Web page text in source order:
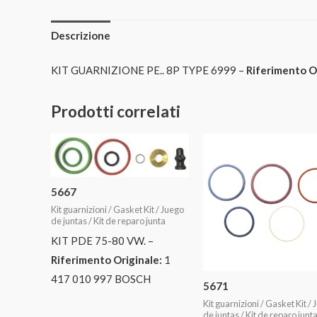
Descrizione
KIT GUARNIZIONE PE.. 8P TYPE 6999 – Riferimento
Prodotti correlati
5667
Kit guarnizioni / Gasket Kit / Juego
de juntas / Kit de reparo junta
KIT PDE 75-80 VW. –
Riferimento Originale: 1
417 010 997 BOSCH
5671
Kit guarnizioni / Gasket Kit /